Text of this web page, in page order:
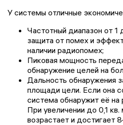
У системы отличные
Частотный диапазон от
защита от помех и
наличии радиопомех;
Пиковая мощность
обнаружение целей на
Дальность обнаружения
площади цели. Если она
система обнаружит её
При увеличении до 0,1
возрастает и достигает